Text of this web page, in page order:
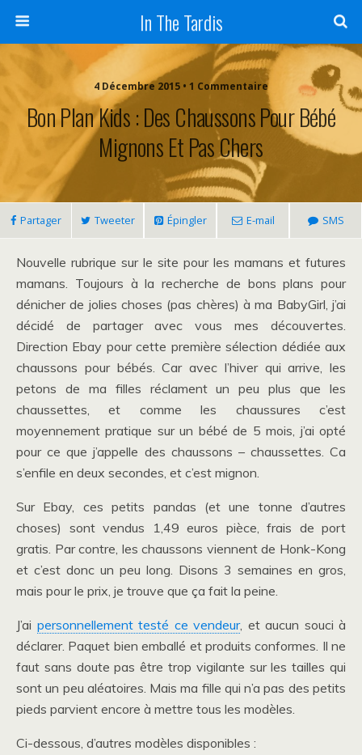
In The Tardis
4 Décembre 2015 • 1 Commentaire
Bon Plan Kids : Des Chaussons Pour Bébé
Mignons Et Pas Chers
Partager Tweeter Épingler E-mail SMS
Nouvelle rubrique sur le site pour les mamans et futures
mamans. Toujours à la recherche de bons plans pour
dénicher de jolies choses (pas chères) à ma BabyGirl, j’ai
décidé de partager avec vous mes découvertes.
Direction Ebay pour cette première sélection dédiée aux
chaussons pour bébés. Car avec l’hiver qui arrive, les
petons de ma filles réclament un peu plus que les
chaussettes, et comme les chaussures c’est
moyennement pratique sur un bébé de 5 mois, j’ai opté
pour ce que j’appelle des chaussons – chaussettes. Ca
s’enfile en deux secondes, et c’est mignon.
Sur Ebay, ces petits pandas (et une tonne d’autres
choses) sont vendus 1,49 euros pièce, frais de port
gratis. Par contre, les chaussons viennent de Honk-Kong
et c’est donc un peu long. Disons 3 semaines en gros,
mais pour le prix, je trouve que ça fait la peine.
J’ai personnellement testé ce vendeur, et aucun souci à
déclarer. Paquet bien emballé et produits conformes. Il ne
faut sans doute pas être trop vigilante sur les tailles qui
sont un peu aléatoires. Mais ma fille qui n’a pas des petits
pieds parvient encore à mettre tous les modèles.
Ci-dessous, d’autres modèles disponibles :